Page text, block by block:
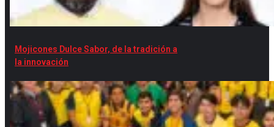
Mojicones Dulce Sabor, de la tradición a
la innovación